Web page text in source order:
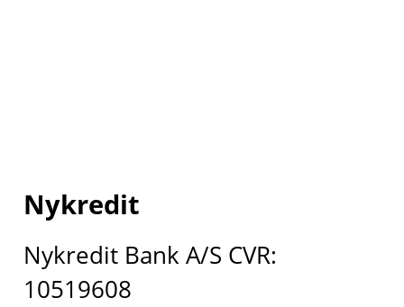
Nykredit
Nykredit Bank A/S CVR:
10519608